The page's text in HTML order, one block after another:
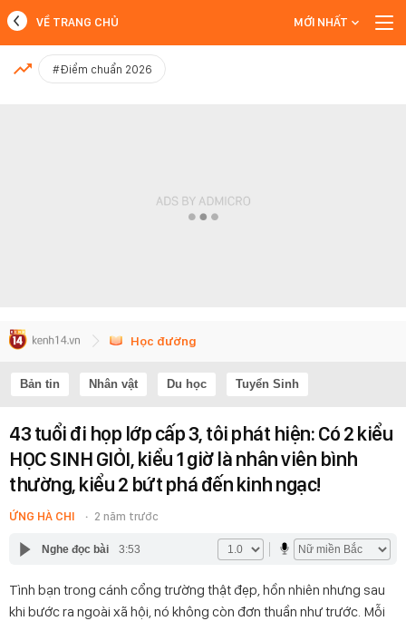
MỚI NHẤT
VỀ TRANG CHỦ MỚI NHẤT
#Điểm chuẩn 2026
Học đường
Bản tin Nhân vật Du học Tuyển Sinh
43 tuổi đi họp lớp cấp 3, tôi phát hiện: Có 2 kiểu
HỌC SINH GIỎI, kiểu 1 giờ là nhân viên bình
thường, kiểu 2 bứt phá đến kinh ngạc!
ỨNG HÀ CHI 2 năm trước
Nghe đọc bài 3:53
Tình bạn trong cánh cổng trường thật đẹp, hồn nhiên nhưng sau
khi bước ra ngoài xã hội, nó không còn đơn thuần như trước. Mỗi